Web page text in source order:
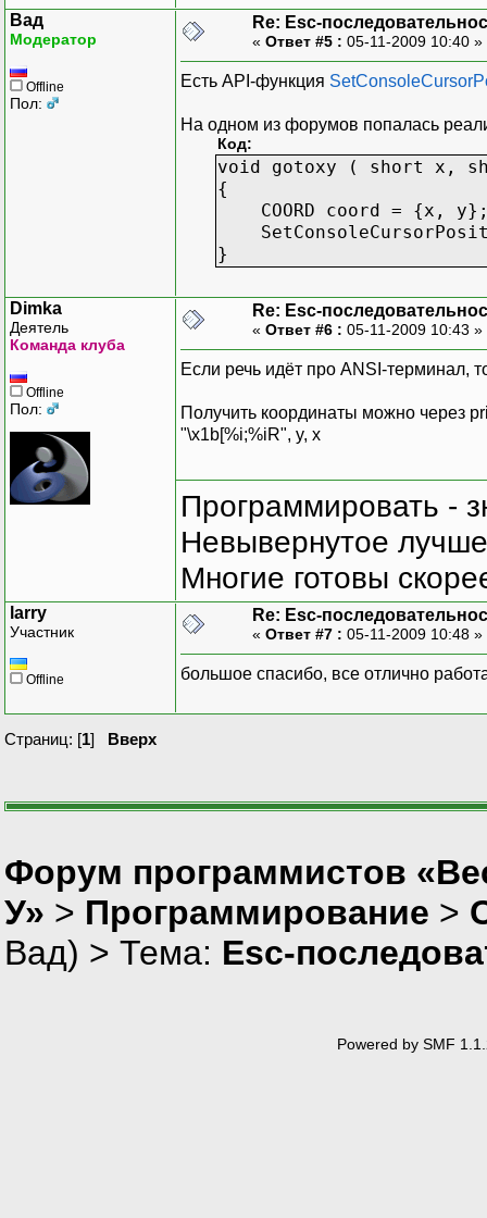
Вад
Модератор
Offline
Пол:
Re: Esc-
« Ответ #5 : 05-11-2009 10:40 »
Есть API-функция
На одном из форумов попалась
Код:
void gotoxy ( short x,
{
COORD coord = {x,
}
Dimka
Деятель
Команда клуба
Offline
Пол:
Re: Esc-
« Ответ #6 : 05-11-2009 10:43 »
Если речь идёт про ANSI-терминал,
Получить координаты можно через
"\x1b[%i;%iR", y, x
Программировать -
Невывернутое
Многие готовы
larry
Участник
Offline
Re: Esc-
« Ответ #7 : 05-11-2009 10:48 »
большое спасибо, все отлично
Страниц: [1] Вверх
Форум программистов
У» > Программирование >
Вад) > Тема: Esc-
Powered by SMF